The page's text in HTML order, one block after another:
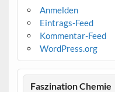
Anmelden
Eintrags-Feed
Kommentar-Feed
WordPress.org
Faszination Chemie